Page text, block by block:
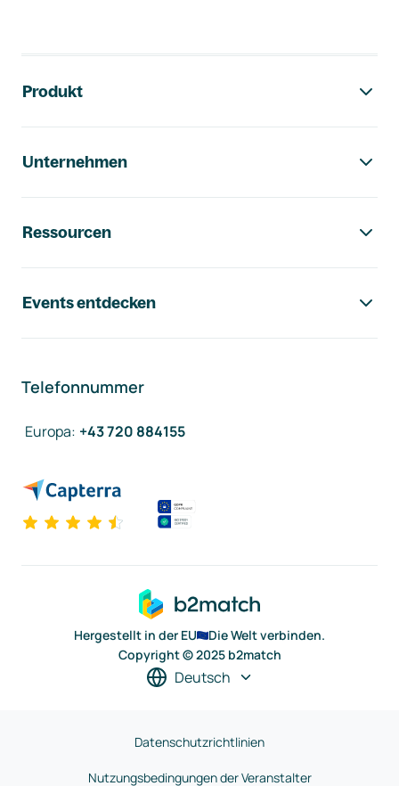
Produkt
Unternehmen
Ressourcen
Events entdecken
Telefonnummer
Europa: +43 720 884155
Hergestellt in der EU
Die Welt verbinden.
Copyright © 2025 b2match
Deutsch
Datenschutzrichtlinien
Nutzungsbedingungen der Veranstalter